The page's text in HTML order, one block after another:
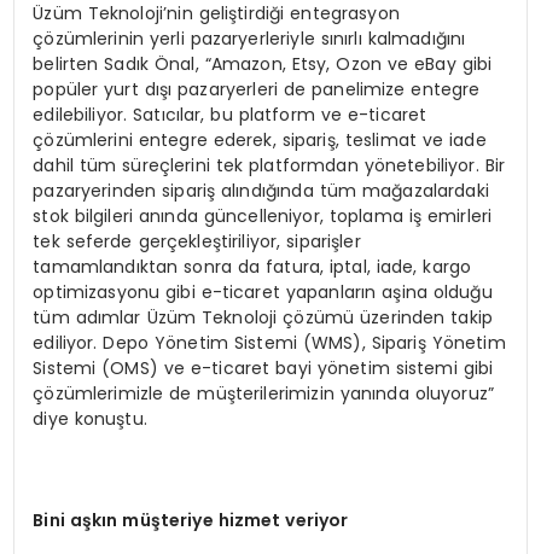
Üzüm Teknoloji’nin geliştirdiği entegrasyon
çözümlerinin yerli pazaryerleriyle sınırlı kalmadığını
belirten Sadık Önal, “Amazon, Etsy, Ozon ve eBay gibi
popüler yurt dışı pazaryerleri de panelimize entegre
edilebiliyor. Satıcılar, bu platform ve e-ticaret
çözümlerini entegre ederek, sipariş, teslimat ve iade
dahil tüm süreçlerini tek platformdan yönetebiliyor. Bir
pazaryerinden sipariş alındığında tüm mağazalardaki
stok bilgileri anında güncelleniyor, toplama iş emirleri
tek seferde gerçekleştiriliyor, siparişler
tamamlandıktan sonra da fatura, iptal, iade, kargo
optimizasyonu gibi e-ticaret yapanların aşina olduğu
tüm adımlar Üzüm Teknoloji çözümü üzerinden takip
ediliyor. Depo Yönetim Sistemi (WMS), Sipariş Yönetim
Sistemi (OMS) ve e-ticaret bayi yönetim sistemi gibi
çözümlerimizle de müşterilerimizin yanında oluyoruz”
diye konuştu.
Bini aşkın müşteriye hizmet veriyor